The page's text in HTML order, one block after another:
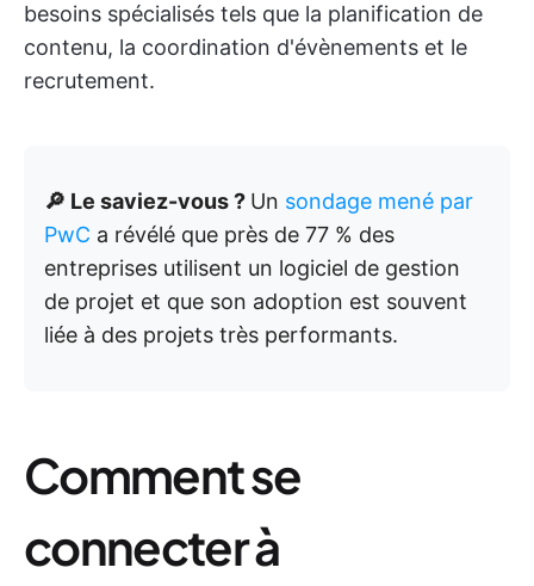
besoins spécialisés tels que la planification de
contenu, la coordination d'évènements et le
recrutement.
🔎 Le saviez-vous ? Un sondage mené par
PwC a révélé que près de 77 % des
entreprises utilisent un logiciel de gestion
de projet et que son adoption est souvent
liée à des projets très performants.
Comment se
connecter à